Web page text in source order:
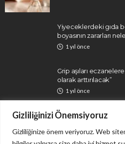
Gizliliğinizi Önemsiyoruz
Gizliliğinize önem veriyoruz. Web
Yiyeceklerdeki gıda
boyasının zararları
1 yıl önce
Grip aşıları
olarak arttırılacak”
1 yıl önce